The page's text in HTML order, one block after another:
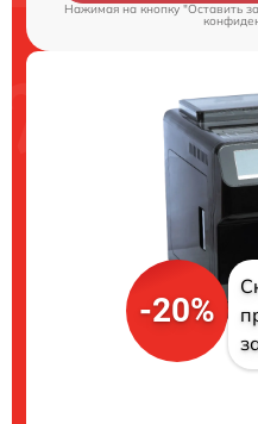
Нажимая на кнопку "Оставить
-20%